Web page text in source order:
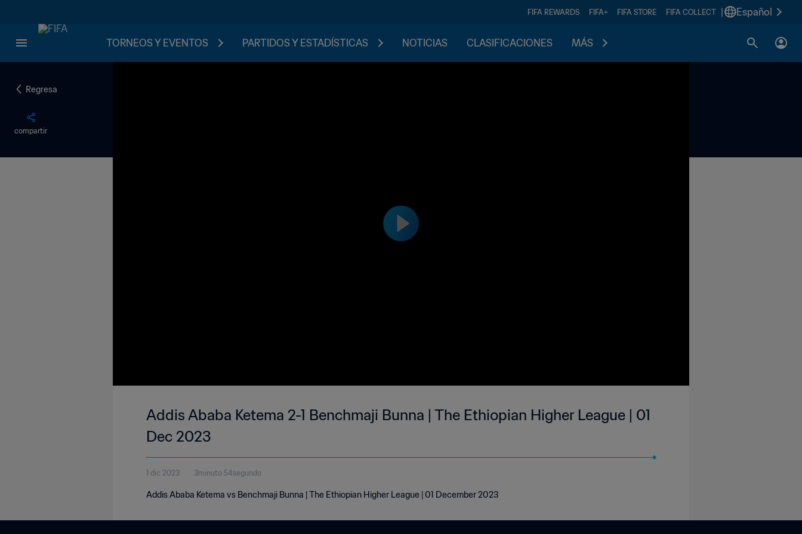
FIFA REWARDS FIFA+ FIFA STORE FIFA COLLECT Español
TORNEOS Y EVENTOS PARTIDOS Y ESTADÍSTICAS NOTICIAS CLASIFICACIONES MÁS
Regresa
compartir
Addis Ababa Ketema 2-1 Benchmaji Bunna | The Ethiopian Higher League | 01
Dec 2023
1 dic 2023 3minuto 54segundo
Addis Ababa Ketema vs Benchmaji Bunna | The Ethiopian Higher League | 01 December 2023